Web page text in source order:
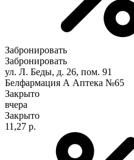
Забронировать
Забронировать
ул. Л. Беды, д. 26, пом. 91
Белфармация А Аптека №65
Закрыто
вчера
Закрыто
11,27 р.